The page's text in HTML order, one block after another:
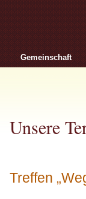
Gemeinschaft
Unsere
Treffen